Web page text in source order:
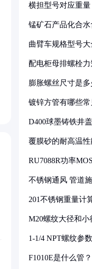
横担型号对应重量
锰矿石产品化合水
曲臂车规格型号大
配电柜母排螺栓
膨胀螺丝尺寸是多
镀锌方管有哪些
D400球墨铸铁井
覆膜砂的耐高温
RU7088R功率
不锈钢通风 管道
201不锈钢重量计
M20螺纹大径和小
1-1/4 NPT螺纹参
F1010E是什么管